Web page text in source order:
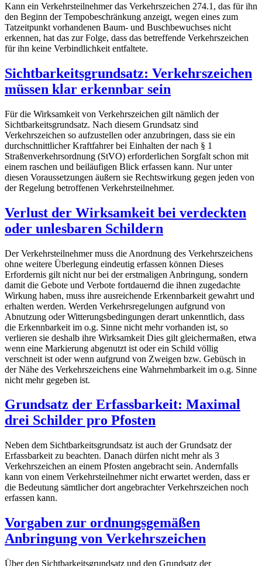
Kann ein Verkehrsteilnehmer das Verkehrszeichen 274.1, das für ihn
den Beginn der Tempobeschränkung anzeigt, wegen eines zum
Tatzeitpunkt vorhandenen Baum- und Buschbewuchses nicht
erkennen, hat das zur Folge, dass das betreffende Verkehrszeichen
für ihn keine Verbindlichkeit entfaltete.
Sichtbarkeitsgrundsatz: Verkehrszeichen
müssen klar erkennbar sein
Für die Wirksamkeit von Verkehrszeichen gilt nämlich der
Sichtbarkeitsgrundsatz. Nach diesem Grundsatz sind
Verkehrszeichen so aufzustellen oder anzubringen, dass sie ein
durchschnittlicher Kraftfahrer bei Einhalten der nach § 1
Straßenverkehrsordnung (StVO) erforderlichen Sorgfalt schon mit
einem raschen und beiläufigen Blick erfassen kann. Nur unter
diesen Voraussetzungen äußern sie Rechtswirkung gegen jeden von
der Regelung betroffenen Verkehrsteilnehmer.
Verlust der Wirksamkeit bei verdeckten
oder unlesbaren Schildern
Der Verkehrsteilnehmer muss die Anordnung des Verkehrszeichens
ohne weitere Überlegung eindeutig erfassen können Dieses
Erfordernis gilt nicht nur bei der erstmaligen Anbringung, sondern
damit die Gebote und Verbote fortdauernd die ihnen zugedachte
Wirkung haben, muss ihre ausreichende Erkennbarkeit gewahrt und
erhalten werden. Werden Verkehrsregelungen aufgrund von
Abnutzung oder Witterungsbedingungen derart unkenntlich, dass
die Erkennbarkeit im o.g. Sinne nicht mehr vorhanden ist, so
verlieren sie deshalb ihre Wirksamkeit Dies gilt gleichermaßen, etwa
wenn eine Markierung abgenutzt ist oder ein Schild völlig
verschneit ist oder wenn aufgrund von Zweigen bzw. Gebüsch in
der Nähe des Verkehrszeichens eine Wahrnehmbarkeit im o.g. Sinne
nicht mehr gegeben ist.
Grundsatz der Erfassbarkeit: Maximal
drei Schilder pro Pfosten
Neben dem Sichtbarkeitsgrundsatz ist auch der Grundsatz der
Erfassbarkeit zu beachten. Danach dürfen nicht mehr als 3
Verkehrszeichen an einem Pfosten angebracht sein. Andernfalls
kann von einem Verkehrsteilnehmer nicht erwartet werden, dass er
die Bedeutung sämtlicher dort angebrachter Verkehrszeichen noch
erfassen kann.
Vorgaben zur ordnungsgemäßen
Anbringung von Verkehrszeichen
Über den Sichtbarkeitsgrundsatz und den Grundsatz der